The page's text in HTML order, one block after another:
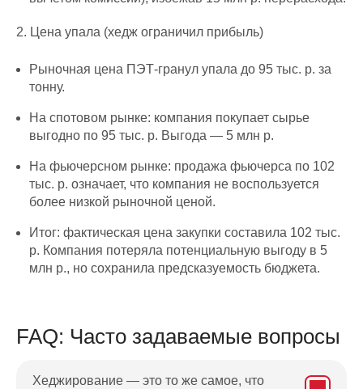
2. Цена упала (хедж ограничил прибыль)
Рыночная цена ПЭТ-гранул упала до 95 тыс. р. за
тонну.
На спотовом рынке: компания покупает сырье
выгодно по 95 тыс. р. Выгода — 5 млн р.
На фьючерсном рынке: продажа фьючерса по 102
тыс. р. означает, что компания не воспользуется
более низкой рыночной ценой.
Итог: фактическая цена закупки составила 102 тыс.
р. Компания потеряла потенциальную выгоду в 5
млн р., но сохранила предсказуемость бюджета.
FAQ: Часто задаваемые вопросы
Хеджирование — это то же самое, что